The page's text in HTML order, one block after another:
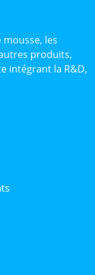
les
produits,
intégrant la R&D,